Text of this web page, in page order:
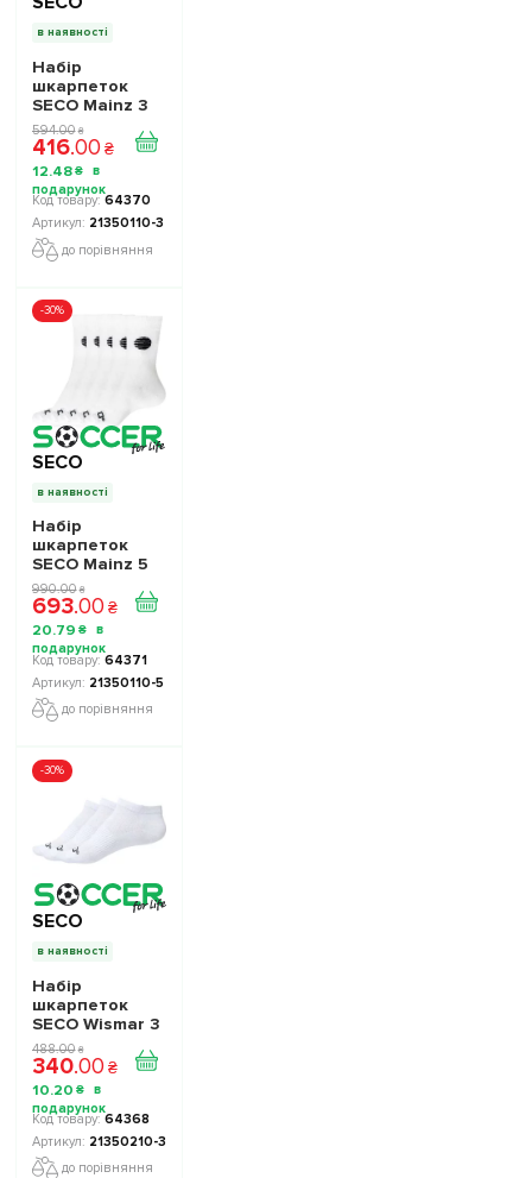
в наявності
Набір
шкарпеток
SECO Mainz 3
пари колір:
білий
594.00 ₴
416.00 ₴
12.48 ₴
64370
21350110-3
до порівняння
-30%
SECO
в наявності
Набір
шкарпеток
SECO Mainz 5
пар колір:
білий
990.00 ₴
693.00 ₴
20.79 ₴
64371
21350110-5
до порівняння
-30%
SECO
в наявності
Набір
шкарпеток
SECO Wismar 3
пари колір:
білий
488.00 ₴
340.00 ₴
10.20 ₴
64368
21350210-3
до порівняння